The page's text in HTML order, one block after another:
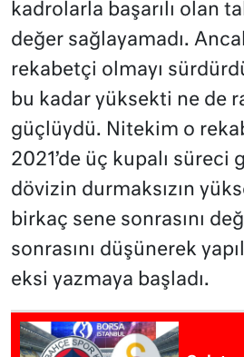
kadrolarla başarılı olan
değer sağlayamadı.
rekabetçi olmayı
bu kadar yüksekti ne de
güçlüydü. Nitekim o
2021’de üç kupalı süreci
dövizin durmaksızın
birkaç sene sonrasını
sonrasını düşünerek
eksi yazmaya başladı.